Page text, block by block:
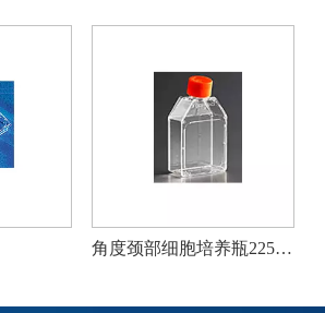
角度颈部细胞培养瓶225cm²